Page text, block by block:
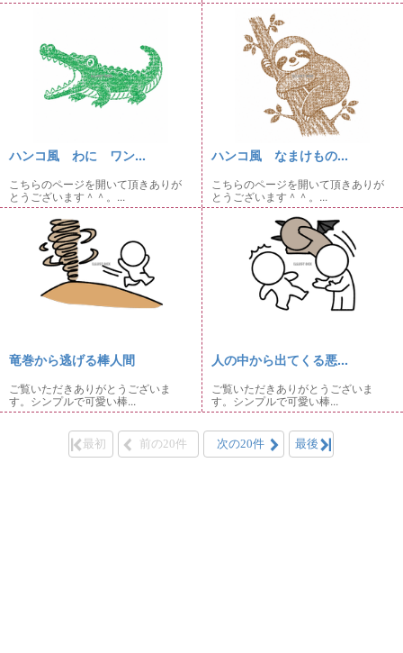
ハンコ風 わに ワン...
こちらのページを開いて頂きありが
とうございます＾＾。...
ハンコ風 なまけもの...
こちらのページを開いて頂きありが
とうございます＾＾。...
竜巻から逃げる棒人間
ご覧いただきありがとうございま
す。シンプルで可愛い棒...
人の中から出てくる悪...
ご覧いただきありがとうございま
す。シンプルで可愛い棒...
最初 前の20件 次の20件 最後